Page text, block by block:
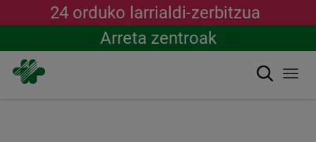
24 orduko larrialdi-zerbitzua
Arreta zentroak
Bilatu